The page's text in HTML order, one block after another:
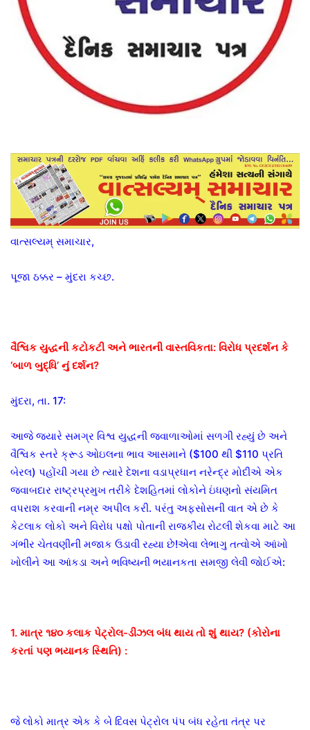
વાત્સલ્યમ્ સમાચાર,
પૂજા ઠક્કર – મુંદરા કચ્છ.
વૈશ્વિક યુદ્ધની કટોકટી અને ભારતની વાસ્તવિકતા: વિરોધ પ્રદર્શન કે
‘બાળ બુદ્ધિ’ નું દર્શન?
મુંદરા, તા. 17:
આજે જ્યારે સમગ્ર વિશ્વ યુદ્ધની જ્વાળાઓમાં સળગી રહ્યું છે અને
વૈશ્વિક સ્તરે ક્રૂડ ઓઇલના ભાવ આસમાને ($100 થી $110 પ્રતિ
બેરલ) પહોંચી ગયા છે ત્યારે દેશના વડાપ્રધાન નરેન્દ્ર મોદીએ એક
જવાબદાર રાષ્ટ્રપ્રમુખ તરીકે દેશહિતમાં લોકોને ઇંધણનો સંયમિત
વપરાશ કરવાની નમ્ર અપીલ કરી. પરંતુ અફસોસની વાત એ છે કે
કેટલાક લોકો અને વિરોધ પક્ષો પોતાની રાજકીય રોટલી શેકવા માટે આ
ગંભીર ચેતવણીની મજાક ઉડાવી રહ્યા છે!એવા લેભાગુ તત્વોએ આંખો
ખોલીને આ આંકડા અને ભવિષ્યની ભયાનકતા સમજી લેવી જોઈએ:
1. માત્ર ૧૪૦ કલાક પેટ્રોલ-ડીઝલ બંધ થાય તો શું થાય? (કોરોના
કરતાં પણ ભયાનક સ્થિતિ) :
જે લોકો માત્ર એક કે બે દિવસ પેટ્રોલ પંપ બંધ રહેતા તંત્ર પર